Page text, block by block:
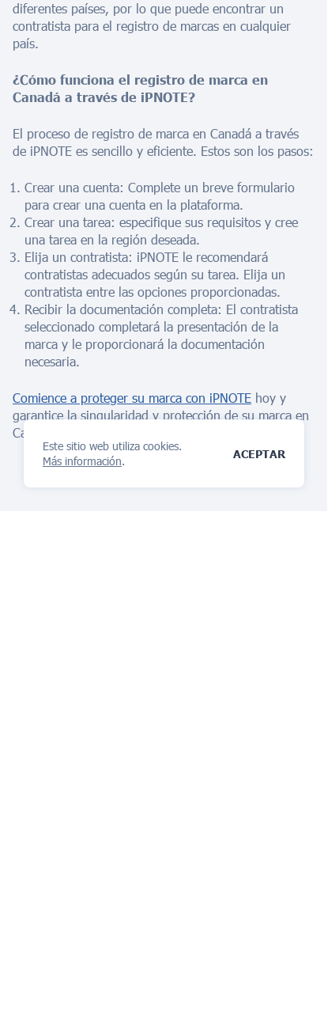
Este sitio web utiliza cookies.
Más información.
ACEPTAR
diferentes países, por lo que puede encontrar un
contratista para el registro de marcas en cualquier
país.
¿Cómo funciona el registro de marca en
Canadá a través de iPNOTE?
El proceso de registro de marca en Canadá a través
de iPNOTE es sencillo y eficiente. Estos son los pasos:
Crear una cuenta: Complete un breve formulario
para crear una cuenta en la plataforma.
Crear una tarea: especifique sus requisitos y cree
una tarea en la región deseada.
Elija un contratista: iPNOTE le recomendará
contratistas adecuados según su tarea. Elija un
contratista entre las opciones proporcionadas.
Recibir la documentación completa: El contratista
seleccionado completará la presentación de la
marca y le proporcionará la documentación
necesaria.
Comience a proteger su marca con iPNOTE hoy y
garantice la singularidad y protección de su marca en
Canadá.